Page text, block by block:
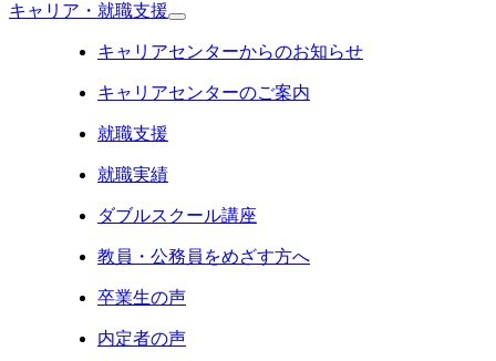
キャリア・就職支援
キャリアセンターからのお知らせ
キャリアセンターのご案内
就職支援
就職実績
ダブルスクール講座
教員・公務員をめざす方へ
卒業生の声
内定者の声